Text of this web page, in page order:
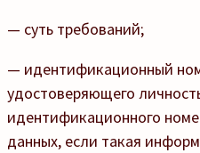
— суть требований;
— идентификационный
удостоверяющего
идентификационного
данных, если такая